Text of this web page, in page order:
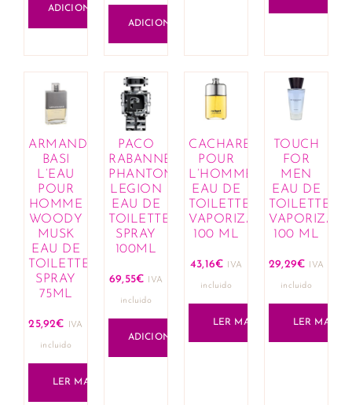
ADICIONAR
ADICIONAR
ARMAND
BASI
L’EAU
POUR
HOMME
WOODY
MUSK
EAU DE
TOILETTE
SPRAY
75ML
25,92€ IVA
incluido
LER MAIS
PACO
RABANNE
PHANTOM
LEGION
EAU DE
TOILETTE
SPRAY
100ML
69,55€ IVA
incluido
ADICIONAR
CACHAREL
POUR
L’HOMME
EAU DE
TOILETTE
VAPORIZADOR
100 ML
43,16€ IVA
incluido
LER MAIS
TOUCH
FOR
MEN
EAU DE
TOILETTE
100 ML
29,29€ IVA
incluido
LER MAIS